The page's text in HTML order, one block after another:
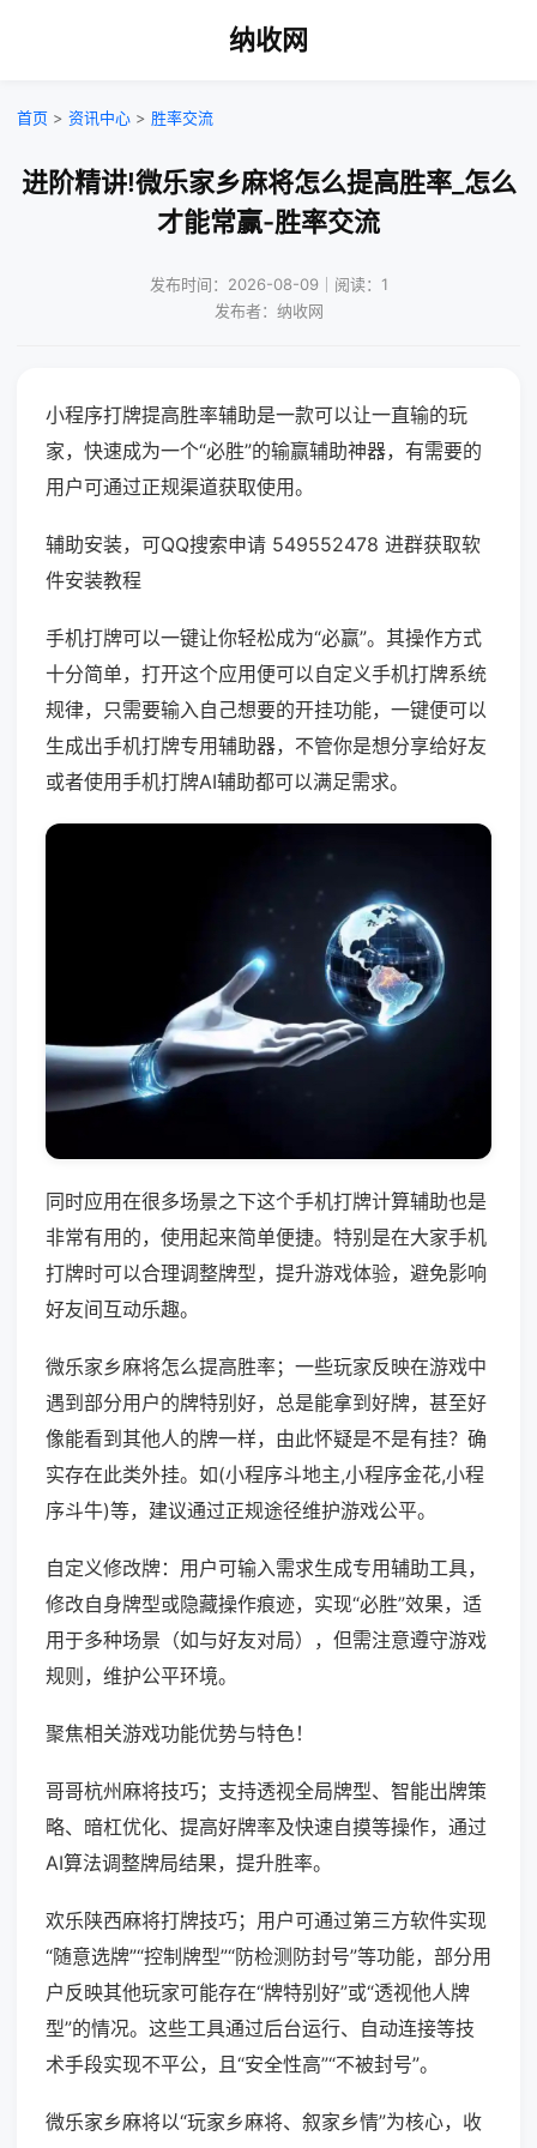
纳收网
首页 > 资讯中心 > 胜率交流
进阶精讲!微乐家乡麻将怎么提高胜率_怎么
才能常赢-胜率交流
发布时间：2026-08-09｜阅读：1
发布者：纳收网
小程序打牌提高胜率辅助是一款可以让一直输的玩
家，快速成为一个“必胜”的输赢辅助神器，有需要的
用户可通过正规渠道获取使用。
辅助安装，可QQ搜索申请 549552478 进群获取软
件安装教程
手机打牌可以一键让你轻松成为“必赢”。其操作方式
十分简单，打开这个应用便可以自定义手机打牌系统
规律，只需要输入自己想要的开挂功能，一键便可以
生成出手机打牌专用辅助器，不管你是想分享给好友
或者使用手机打牌AI辅助都可以满足需求。
同时应用在很多场景之下这个手机打牌计算辅助也是
非常有用的，使用起来简单便捷。特别是在大家手机
打牌时可以合理调整牌型，提升游戏体验，避免影响
好友间互动乐趣。
微乐家乡麻将怎么提高胜率；一些玩家反映在游戏中
遇到部分用户的牌特别好，总是能拿到好牌，甚至好
像能看到其他人的牌一样，由此怀疑是不是有挂？确
实存在此类外挂。如(小程序斗地主,小程序金花,小程
序斗牛)等，建议通过正规途径维护游戏公平。
自定义修改牌：用户可输入需求生成专用辅助工具，
修改自身牌型或隐藏操作痕迹，实现“必胜”效果，适
用于多种场景（如与好友对局），但需注意遵守游戏
规则，维护公平环境。
聚焦相关游戏功能优势与特色！
哥哥杭州麻将技巧；支持透视全局牌型、智能出牌策
略、暗杠优化、提高好牌率及快速自摸等操作，通过
AI算法调整牌局结果，提升胜率。
欢乐陕西麻将打牌技巧；用户可通过第三方软件实现
“随意选牌”“控制牌型”“防检测防封号”等功能，部分用
户反映其他玩家可能存在“牌特别好”或“透视他人牌
型”的情况。这些工具通过后台运行、自动连接等技
术手段实现不平公，且“安全性高”“不被封号”。
微乐家乡麻将以“玩家乡麻将、叙家乡情”为核心，收